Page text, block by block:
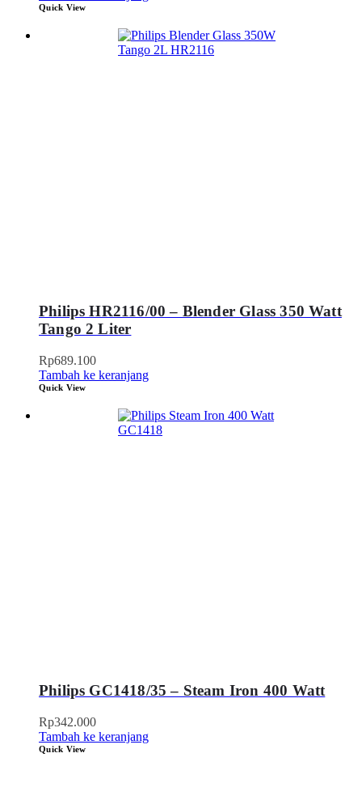
Quick View
Philips HR2116/00 – Blender Glass 350 Watt
Tango 2 Liter
Rp689.100
Tambah ke keranjang
Quick View
Philips GC1418/35 – Steam Iron 400 Watt
Rp342.000
Tambah ke keranjang
Quick View